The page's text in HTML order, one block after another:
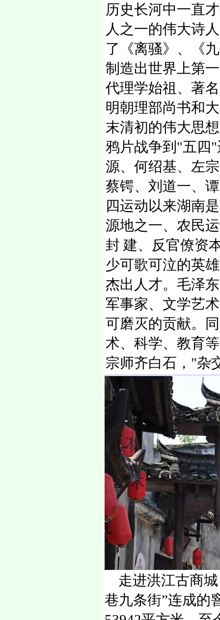
历史长河中一直
人之一的伟大诗
了《离骚》、《
制造出世界上第
代理学始祖、著
明朝理部尚书和
末清初的伟大思
鸦片战争到"五四
源、何绍基、左
蔡锷、刘道一、
四运动以来湖南
源地之一、农民
封 建、反官僚资
少可歌可泣的英
杰出人才。毛泽
军事家、文学艺
可磨灭的贡献。
术、科学、教育
宗师齐白石，"杂
走进洪江古商城
巷九条街”连成的